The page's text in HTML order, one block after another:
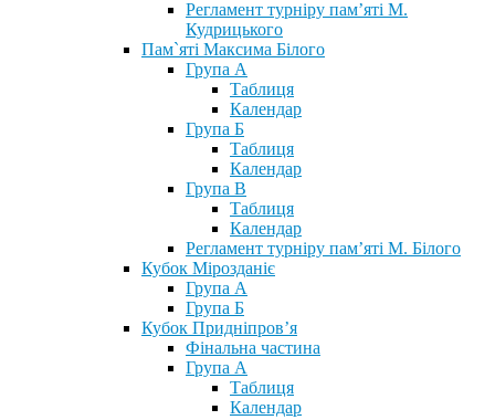
Регламент турніру пам’яті М.
Кудрицького
Пам`яті Максима Білого
Група А
Таблиця
Календар
Група Б
Таблиця
Календар
Група В
Таблиця
Календар
Регламент турніру пам’яті М. Білого
Кубок Мірозданіє
Група А
Група Б
Кубок Придніпров’я
Фінальна частина
Група А
Таблиця
Календар